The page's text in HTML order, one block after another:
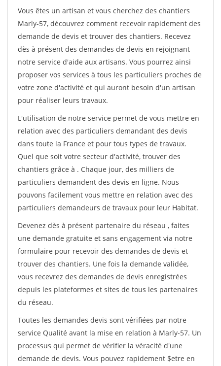
Vous êtes un artisan et vous cherchez des chantiers
Marly-57, découvrez comment recevoir rapidement des
demande de devis et trouver des chantiers. Recevez
dès à présent des demandes de devis en rejoignant
notre service d'aide aux artisans. Vous pourrez ainsi
proposer vos services à tous les particuliers proches de
votre zone d'activité et qui auront besoin d'un artisan
pour réaliser leurs travaux.
L'utilisation de notre service permet de vous mettre en
relation avec des particuliers demandant des devis
dans toute la France et pour tous types de travaux.
Quel que soit votre secteur d'activité, trouver des
chantiers grâce à . Chaque jour, des milliers de
particuliers demandent des devis en ligne. Nous
pouvons facilement vous mettre en relation avec des
particuliers demandeurs de travaux pour leur Habitat.
Devenez dès à présent partenaire du réseau , faites
une demande gratuite et sans engagement via notre
formulaire pour recevoir des demandes de devis et
trouver des chantiers. Une fois la demande validée,
vous recevrez des demandes de devis enregistrées
depuis les plateformes et sites de tous les partenaires
du réseau.
Toutes les demandes devis sont vérifiées par notre
service Qualité avant la mise en relation à Marly-57. Un
processus qui permet de vérifier la véracité d'une
demande de devis. Vous pouvez rapidement $etre en